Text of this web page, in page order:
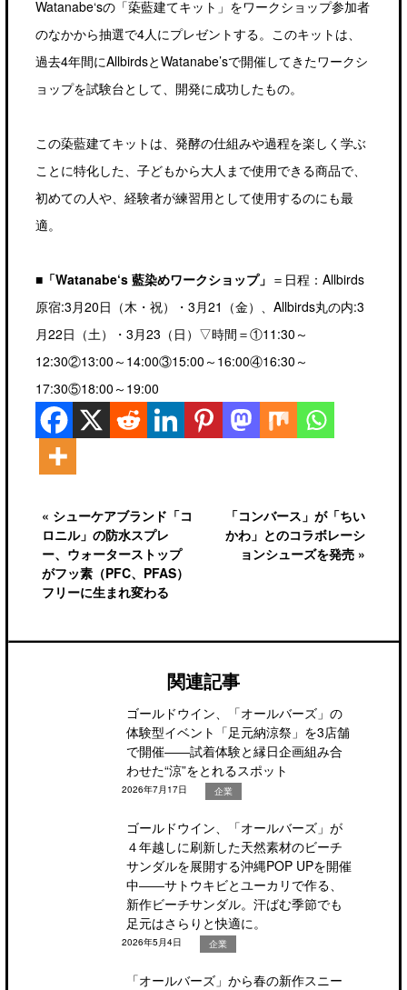
Watanabe‘sの「蒅藍建てキット」をワークショップ参加者
のなかから抽選で4人にプレゼントする。このキットは、
過去4年間にAllbirdsとWatanabe’sで開催してきたワークシ
ョップを試験台として、開発に成功したもの。
この蒅藍建てキットは、発酵の仕組みや過程を楽しく学ぶ
ことに特化した、子どもから大人まで使用できる商品で、
初めての人や、経験者が練習用として使用するのにも最
適。
■「Watanabe‘s 藍染めワークショップ」 ＝日程：Allbirds
原宿:3月20日（木・祝）・3月21（金）、Allbirds丸の内:3
月22日（土）・3月23（日）▽時間＝①11:30～
12:30②13:00～14:00③15:00～16:00④16:30～
17:30⑤18:00～19:00
« シューケアブランド「コ
ロニル」の防水スプレ
ー、ウォーターストップ
がフッ素（PFC、PFAS）
フリーに生まれ変わる
「コンバース」が「ちい
かわ」とのコラボレーシ
ョンシューズを発売 »
関連記事
ゴールドウイン、「オールバーズ」の
体験型イベント「足元納涼祭」を3店舗
で開催――試着体験と縁日企画組み合
わせた“涼”をとれるスポット
2026年7月17日 企業
ゴールドウイン、「オールバーズ」が
４年越しに刷新した天然素材のビーチ
サンダルを展開する沖縄POP UPを開催
中――サトウキビとユーカリで作る、
新作ビーチサンダル。汗ばむ季節でも
足元はさらりと快適に。
2026年5月4日 企業
「オールバーズ」から春の新作スニー